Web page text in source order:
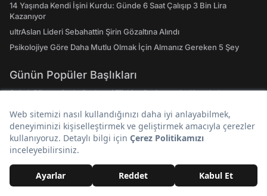
14 Yaşında Kendi İşini Kurdu: Günde 6 Saat Çalışıp 3 Bin Lira
Kazanıyor
ultrAslan Lideri Sebahattin Şirin Gözaltına Alındı
Psikolojiye Göre Daha Mutlu Olmak İçin Almanız Gereken 5 Şey
Günün Popüler Başlıkları
Sokak Röportajında Gurbetçi Türkiye ile Avrupa'yı Kıyasladı:
Uzun Süredir Kanserle Mücadele Eden Şarkıcı Cansever Hayatını
Kaybetti
Kemerini Takmadığı İçin Uçak Kalkamadı: Küçük Çocuk Yüzünden
Yolcular 1 Gün Bekledi
Güvenlik Müdahale Etti: Manifest'in Bodrum'da Verdiği Konserde
Bir Genç Sahneye Atladı